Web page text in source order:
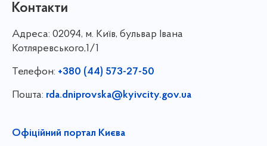
Контакти
Адреса: 02094, м. Київ, бульвар Івана
Котляревського,1/1
Телефон: +380 (44) 573-27-50
Пошта: rda.dniprovska@kyivcity.gov.ua
Офіційний портал Києва